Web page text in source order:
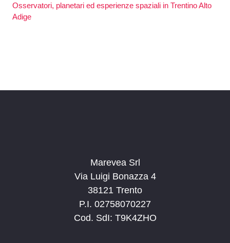
Osservatori, planetari ed esperienze spaziali in Trentino Alto
Adige
Marevea Srl
Via Luigi Bonazza 4
38121 Trento
P.I. 02758070227
Cod. SdI: T9K4ZHO